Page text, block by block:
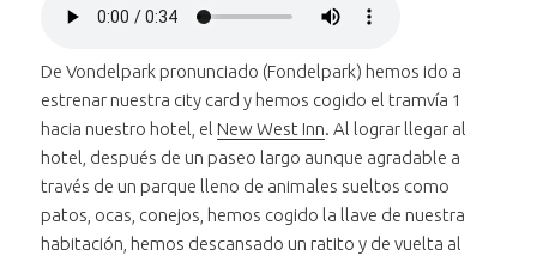
en Vondelpark!"
Bajar volumenal audio
Vondelpark!"
"¡Patitos en
Vondelpark!"
Silenciarel audio "¡Patitos en
Vondelpark!"
Avanzar treinta segundosen el audio
"¡Patitos en
Vondelpark!"
Retroceder treinta segundosen el audio
"¡Patitos en
Vondelpark!"
Posición:
0 segundos
De Vondelpark pronunciado (Fondelpark) hemos ido a
estrenar nuestra city card y hemos cogido el tramvía 1
hacia nuestro hotel, el New West Inn. Al lograr llegar al
hotel, después de un paseo largo aunque agradable a
través de un parque lleno de animales sueltos como
patos, ocas, conejos, hemos cogido la llave de nuestra
habitación, hemos descansado un ratito y de vuelta al